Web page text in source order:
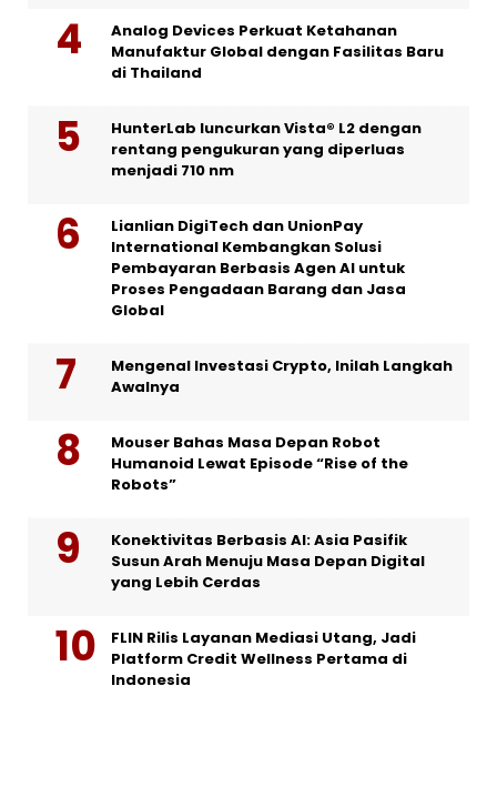
Analog Devices Perkuat Ketahanan
Manufaktur Global dengan Fasilitas Baru
di Thailand
HunterLab luncurkan Vista® L2 dengan
rentang pengukuran yang diperluas
menjadi 710 nm
Lianlian DigiTech dan UnionPay
International Kembangkan Solusi
Pembayaran Berbasis Agen AI untuk
Proses Pengadaan Barang dan Jasa
Global
Mengenal Investasi Crypto, Inilah Langkah
Awalnya
Mouser Bahas Masa Depan Robot
Humanoid Lewat Episode “Rise of the
Robots”
Konektivitas Berbasis AI: Asia Pasifik
Susun Arah Menuju Masa Depan Digital
yang Lebih Cerdas
FLIN Rilis Layanan Mediasi Utang, Jadi
Platform Credit Wellness Pertama di
Indonesia